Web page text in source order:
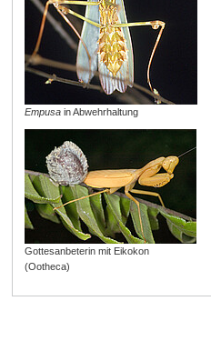
Empusain Abwehrhaltung
Gottesanbeterin mit Eikokon
(Ootheca)